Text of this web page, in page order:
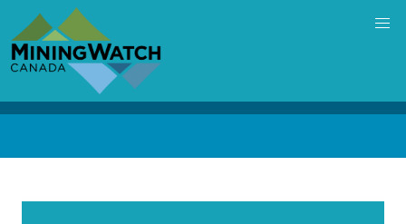
main
content